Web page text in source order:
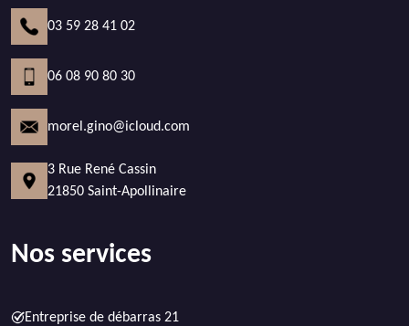
03 59 28 41 02
06 08 90 80 30
morel.gino@icloud.com
3 Rue René Cassin
21850 Saint-Apollinaire
Nos services
Entreprise de débarras 21